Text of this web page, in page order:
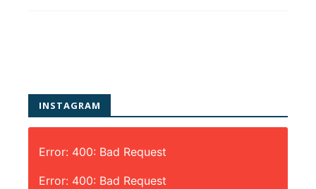
INSTAGRAM
Error: 400: Bad Request
Error: 400: Bad Request